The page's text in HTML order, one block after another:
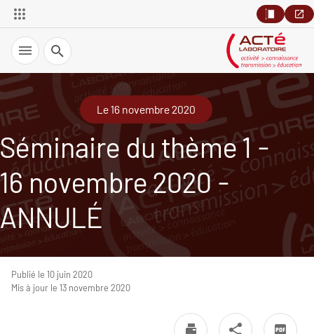
Recherche
Le 16 novembre 2020
Séminaire du thème 1 -
16 novembre 2020 -
ANNULÉ
Publié le 10 juin 2020
Mis à jour le 13 novembre 2020